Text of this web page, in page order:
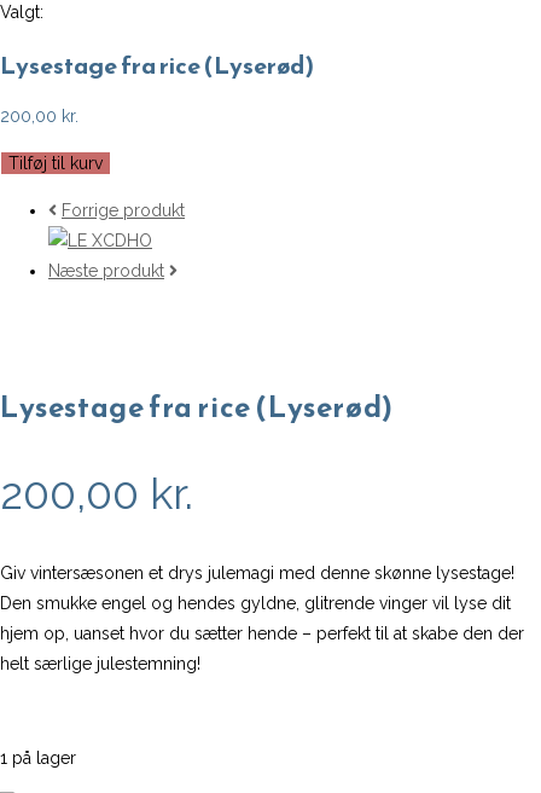
Valgt:
Lysestage fra rice (Lyserød)
200,00 kr.
Lysestage
(Lyserød)
Tilføj til kurv
Forrige produkt
Næste produkt
Lysestage fra rice (Lyserød)
200,00 kr.
Giv vintersæsonen et drys julemagi med denne skønne lysestage!
Den smukke engel og hendes gyldne, glitrende vinger vil lyse dit
hjem op, uanset hvor du sætter hende – perfekt til at skabe den der
helt særlige julestemning!
1 på lager